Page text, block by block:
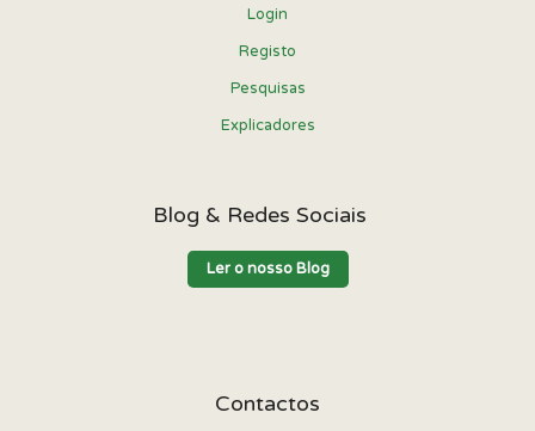
Login
Registo
Pesquisas
Explicadores
Blog & Redes Sociais
Ler o nosso Blog
Contactos